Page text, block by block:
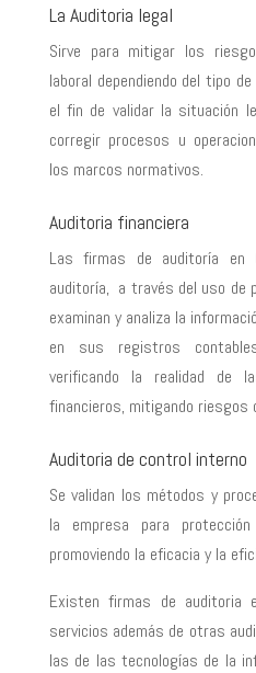
La Auditoria legal
Sirve para mitigar los
laboral dependiendo del tipo
el fin de validar la situación
corregir procesos u
los marcos normativos.
Auditoria financiera
Las firmas de auditoría en
auditoría, a través del uso de
examinan y analiza la
en sus registros
verificando la realidad de
financieros, mitigando riesgos
Auditoria de control interno
Se validan los métodos y
la empresa para
promoviendo la eficacia y la
Existen firmas de auditoria
servicios además de otras
las de las tecnologías de la